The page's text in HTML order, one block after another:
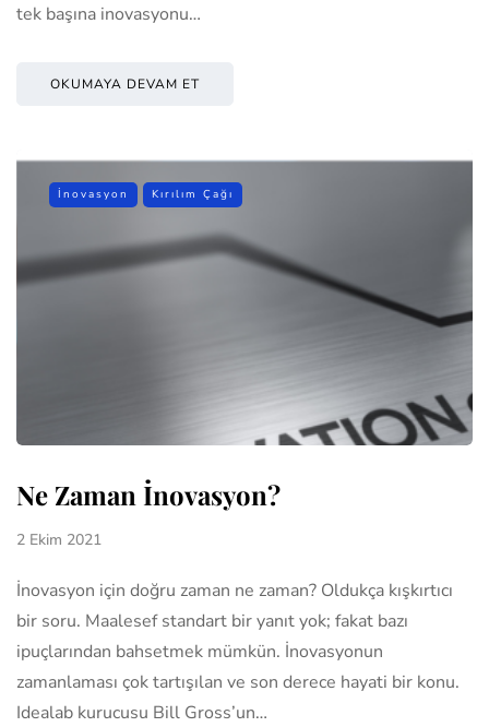
tek başına inovasyonu…
OKUMAYA DEVAM ET
İnovasyon Kırılım Çağı
Ne Zaman İnovasyon?
2 Ekim 2021
İnovasyon için doğru zaman ne zaman? Oldukça kışkırtıcı
bir soru. Maalesef standart bir yanıt yok; fakat bazı
ipuçlarından bahsetmek mümkün. İnovasyonun
zamanlaması çok tartışılan ve son derece hayati bir konu.
Idealab kurucusu Bill Gross’un…